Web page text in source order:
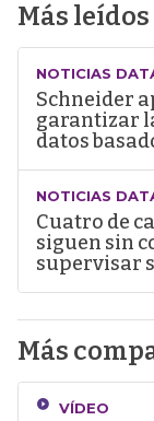
Más leídos
NOTICIAS
Schneider
garantizar
datos
NOTICIAS
Cuatro de
siguen sin
supervisar
Más
VÍDEO